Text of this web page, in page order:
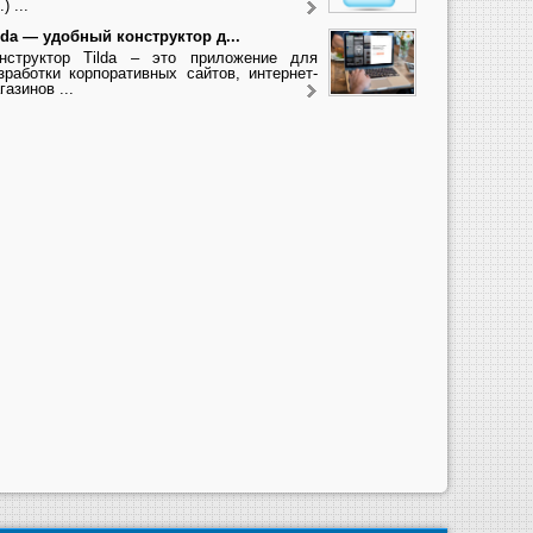
...
— удобный конструктор д...
Tilda – это приложение для
корпоративных сайтов, интернет-
...